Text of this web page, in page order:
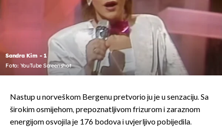
Sandra Kim - 1
Foto: YouTube Screenshot
Nastup u norveškom Bergenu pretvorio ju je u senzaciju. Sa
širokim osmijehom, prepoznatljivom frizurom i zaraznom
energijom osvojila je 176 bodova i uvjerljivo pobijedila.